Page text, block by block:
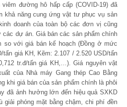
đường hô hấp cấp (COVID-19) đã
khả năng cung ứng vật tư phục vụ sản
doanh của toàn bộ các đơn vị cũng
dự án. Giá bán các sản phẩm chính
so với giá bán kế hoạch (Đồng ở mức
tấn giá KH, Kẽm: 2.107 / 2.520 USD/tấn
tr.đ/tấn giá KH,…). Giá nguyên vật
của Nhà máy Gang thép Cao Bằng
khi giá bán của sản phẩm chính là phôi
đã ảnh hưởng lớn đến hiệu quả SXKD
giải phóng mặt bằng chậm, chi phí đền